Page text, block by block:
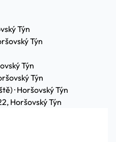
Týn
Týn
Týn
Týn
· Horšovský Týn
Horšovský Týn